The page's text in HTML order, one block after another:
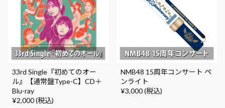
33rd Single『初めてのオー
ル』【通常盤Type-C】CD＋
Blu-ray
¥2,000 (税込)
NMB48 15周年コンサート ペ
ンライト
¥3,000 (税込)